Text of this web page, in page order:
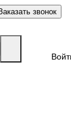
звонок